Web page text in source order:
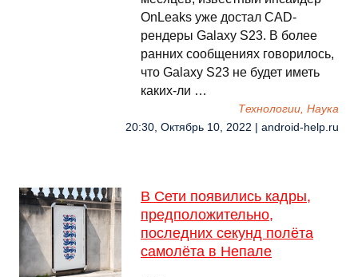
OnLeaks уже достал CAD-
рендеры Galaxy S23. В более
ранних сообщениях говорилось,
что Galaxy S23 не будет иметь
каких-ли …
Технологии, Наука
20:30, Октябрь 10, 2022 | android-help.ru
В Сети появились кадры,
предположительно,
последних секунд полёта
самолёта в Непале